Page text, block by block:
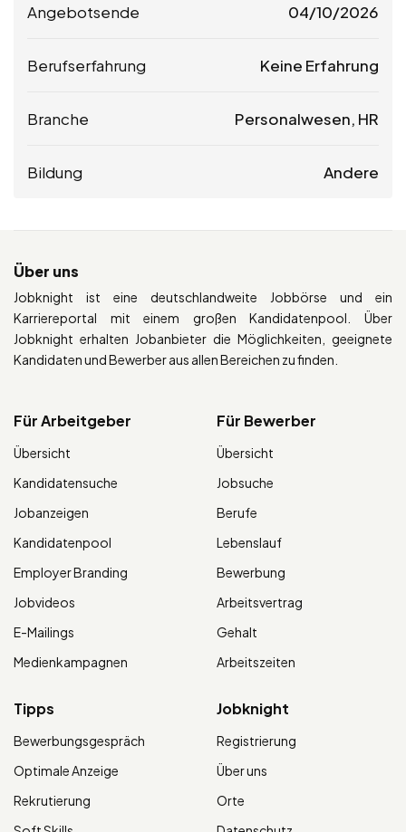
Angebotsende 04/10/2026
Berufserfahrung Keine Erfahrung
Branche Personalwesen, HR
Bildung Andere
Über uns
Jobknight ist eine deutschlandweite Jobbörse und ein
Karriereportal mit einem großen Kandidatenpool. Über
Jobknight erhalten Jobanbieter die Möglichkeiten, geeignete
Kandidaten und Bewerber aus allen Bereichen zu finden.
Für Arbeitgeber
Übersicht
Kandidatensuche
Jobanzeigen
Kandidatenpool
Employer Branding
Jobvideos
E-Mailings
Medienkampagnen
Für Bewerber
Übersicht
Jobsuche
Berufe
Lebenslauf
Bewerbung
Arbeitsvertrag
Gehalt
Arbeitszeiten
Tipps
Bewerbungsgespräch
Optimale Anzeige
Rekrutierung
Jobknight
Registrierung
Über uns
Orte